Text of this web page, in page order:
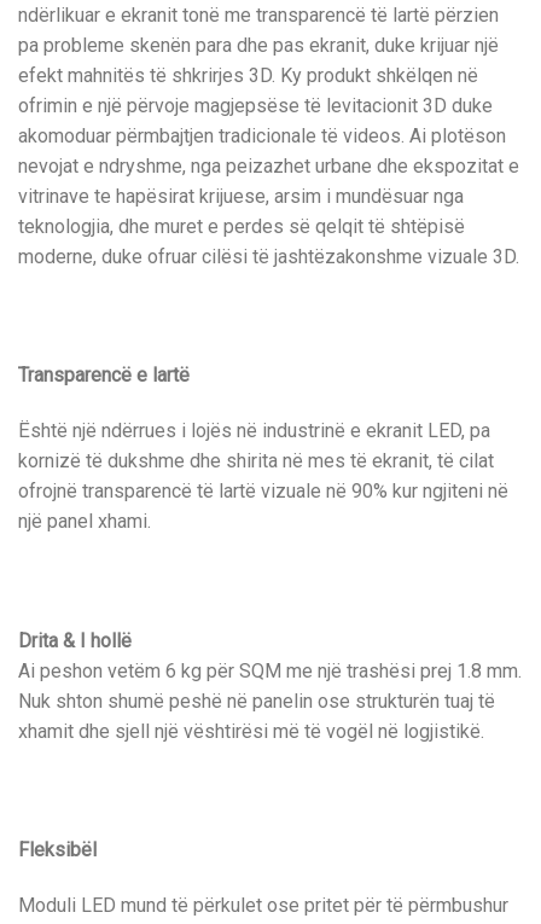
ndërlikuar e ekranit tonë me transparencë të lartë përzien
pa probleme skenën para dhe pas ekranit, duke krijuar një
efekt mahnitës të shkrirjes 3D. Ky produkt shkëlqen në
ofrimin e një përvoje magjepsëse të levitacionit 3D duke
akomoduar përmbajtjen tradicionale të videos. Ai plotëson
nevojat e ndryshme, nga peizazhet urbane dhe ekspozitat e
vitrinave te hapësirat krijuese, arsim i mundësuar nga
teknologjia, dhe muret e perdes së qelqit të shtëpisë
moderne, duke ofruar cilësi të jashtëzakonshme vizuale 3D.
Transparencë e lartë
Është një ndërrues i lojës në industrinë e ekranit LED, pa
kornizë të dukshme dhe shirita në mes të ekranit, të cilat
ofrojnë transparencë të lartë vizuale në 90% kur ngjiteni në
një panel xhami.
Drita & I hollë
Ai peshon vetëm 6 kg për SQM me një trashësi prej 1.8 mm.
Nuk shton shumë peshë në panelin ose strukturën tuaj të
xhamit dhe sjell një vështirësi më të vogël në logjistikë.
Fleksibël
Moduli LED mund të përkulet ose pritet për të përmbushur